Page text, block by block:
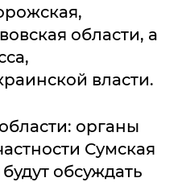
области, а
власти.
органы
Сумская
обсуждать